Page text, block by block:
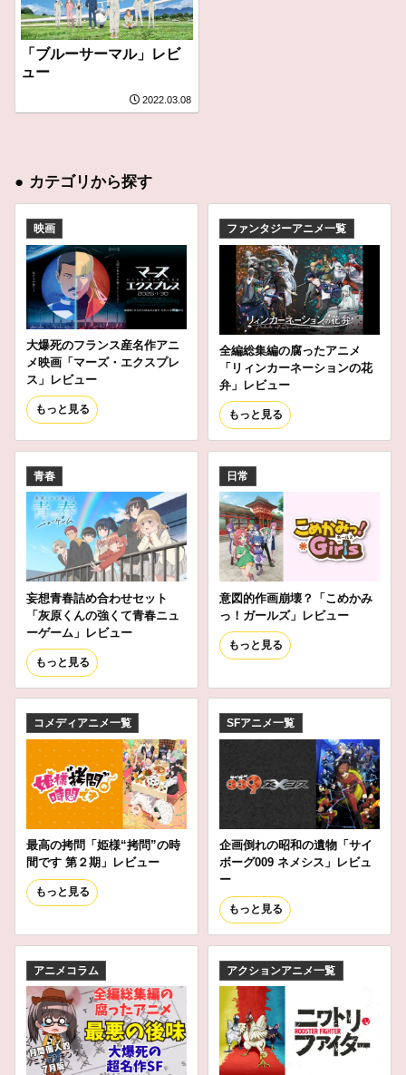
「ブルーサーマル」レビ
ュー
2022.03.08
● カテゴリから探す
映画
大爆死のフランス産名作アニ
メ映画「マーズ・エクスプレ
ス」レビュー
もっと見る
ファンタジーアニメ一覧
全編総集編の腐ったアニメ
「リィンカーネーションの花
弁」レビュー
もっと見る
青春
妄想青春詰め合わせセット
「灰原くんの強くて青春ニュ
ーゲーム」レビュー
もっと見る
日常
意図的作画崩壊？「こめかみ
っ！ガールズ」レビュー
もっと見る
コメディアニメ一覧
最高の拷問「姫様“拷問”の時
間です 第２期」レビュー
もっと見る
SFアニメ一覧
企画倒れの昭和の遺物「サイ
ボーグ009 ネメシス」レビュ
ー
もっと見る
アニメコラム アクションアニメ一覧